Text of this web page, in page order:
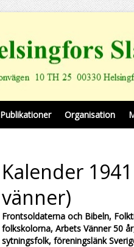
Publikationer Organisation
Kalender
vänner)
Frontsoldaterna och Bibeln,
folkskolorna, Arbets Vänner 50
sytningsfolk, föreningslänk